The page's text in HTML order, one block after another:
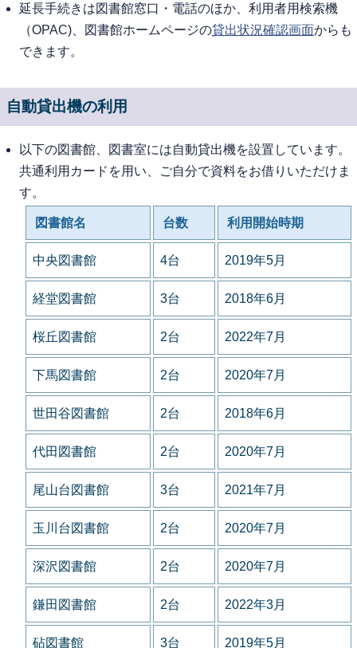
延長手続きは図書館窓口・電話のほか、利用者用検索機
（OPAC)、図書館ホームページの貸出状況確認画面からも
できます。
自動貸出機の利用
以下の図書館、図書室には自動貸出機を設置しています。
共通利用カードを用い、ご自分で資料をお借りいただけま
す。
図書館名 台数 利用開始時期
中央図書館 4台 2019年5月
経堂図書館 3台 2018年6月
桜丘図書館 2台 2022年7月
下馬図書館 2台 2020年7月
世田谷図書館 2台 2018年6月
代田図書館 2台 2020年7月
尾山台図書館 3台 2021年7月
玉川台図書館 2台 2020年7月
深沢図書館 2台 2020年7月
鎌田図書館 2台 2022年3月
砧図書館 3台 2019年5月